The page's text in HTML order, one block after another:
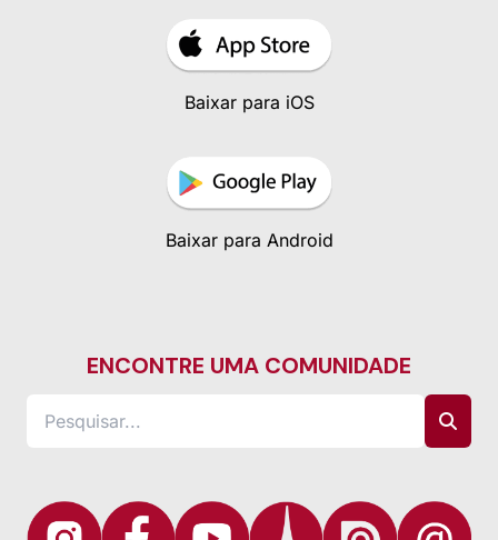
Baixar para iOS
Baixar para Android
ENCONTRE UMA COMUNIDADE